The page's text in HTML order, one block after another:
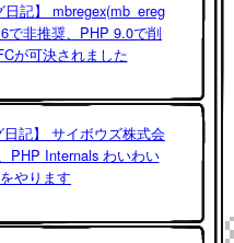
日記】 mbregex(mb_ereg
で非推奨、PHP 9.0で削
が可決されました
記】 サイボウズ株式会
PHP Internals わいわい
やります